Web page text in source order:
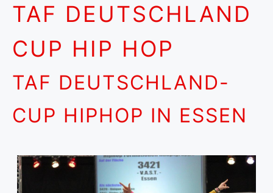
TAF DEUTSCHLAND
CUP HIP HOP
TAF DEUTSCHLAND-
CUP HIPHOP IN ESSEN